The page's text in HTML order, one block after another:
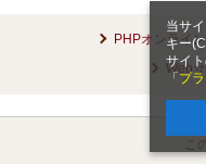
当サ
キー
サイ
「 プ
PHPオンライ
Web
こ